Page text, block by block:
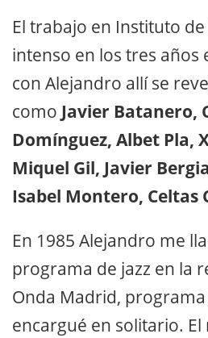
El trabajo en Instituto
intenso en los tres años
con Alejandro allí se
como Javier Batanero,
Domínguez, Albet Pla,
Miquel Gil, Javier
Isabel Montero, Celtas
En 1985 Alejandro me
programa de jazz en la
Onda Madrid,
encargué en solitario.